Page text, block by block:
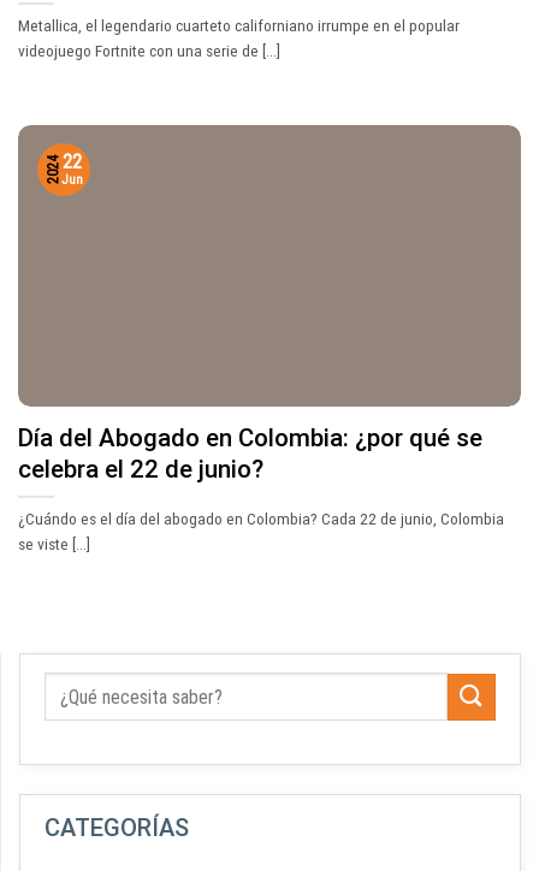
Metallica, el legendario cuarteto californiano irrumpe en el popular
videojuego Fortnite con una serie de [...]
Día del Abogado en Colombia: ¿por qué se
celebra el 22 de junio?
¿Cuándo es el día del abogado en Colombia? Cada 22 de junio, Colombia
se viste [...]
22
Jun
2024
CATEGORÍAS